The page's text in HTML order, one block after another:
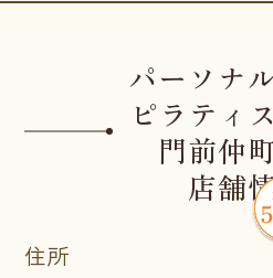
パーソナ
ピラティ
門前仲
店舗
住所